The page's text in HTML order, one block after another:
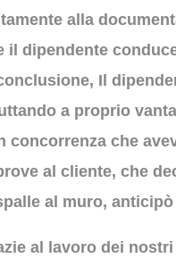
alla
il dipendente
Il
a proprio
concorrenza che
al cliente, che
al muro,
al lavoro dei